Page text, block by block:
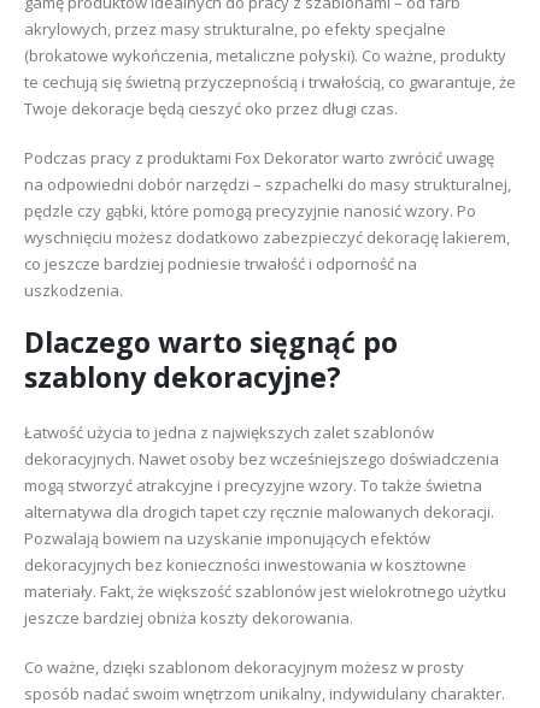
akrylowych, przez masy strukturalne, po efekty specjalne
(brokatowe wykończenia, metaliczne połyski). Co ważne, produkty
te cechują się świetną przyczepnością i trwałością, co gwarantuje, że
Twoje dekoracje będą cieszyć oko przez długi czas.
Podczas pracy z produktami Fox Dekorator warto zwrócić uwagę
na odpowiedni dobór narzędzi – szpachelki do masy strukturalnej,
pędzle czy gąbki, które pomogą precyzyjnie nanosić wzory. Po
wyschnięciu możesz dodatkowo zabezpieczyć dekorację lakierem,
co jeszcze bardziej podniesie trwałość i odporność na
uszkodzenia.
Dlaczego warto sięgnąć po
szablony dekoracyjne?
Łatwość użycia to jedna z największych zalet szablonów
dekoracyjnych. Nawet osoby bez wcześniejszego doświadczenia
mogą stworzyć atrakcyjne i precyzyjne wzory. To także świetna
alternatywa dla drogich tapet czy ręcznie malowanych dekoracji.
Pozwalają bowiem na uzyskanie imponujących efektów
dekoracyjnych bez konieczności inwestowania w kosztowne
materiały. Fakt, że większość szablonów jest wielokrotnego użytku
jeszcze bardziej obniża koszty dekorowania.
Co ważne, dzięki szablonom dekoracyjnym możesz w prosty
sposób nadać swoim wnętrzom unikalny, indywidulany charakter.